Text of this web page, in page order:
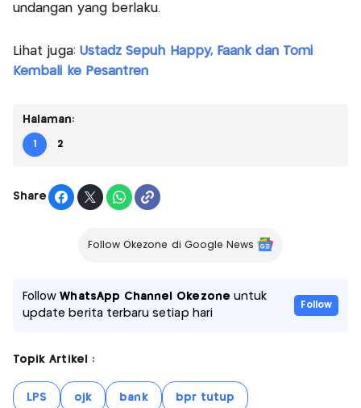
undangan yang berlaku.
Lihat juga: Ustadz Sepuh Happy, Faank dan Tomi
Kembali ke Pesantren
Halaman:
1 2
Share
Follow Okezone di Google News
FollowWhatsApp Channel Okezone untuk
update berita terbaru setiap hari
Follow
Topik Artikel :
LPS ojk bank bpr tutup